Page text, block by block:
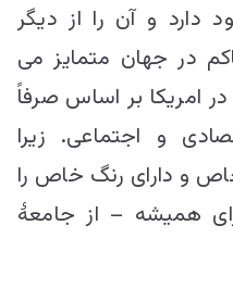
دارد و آن را از دیگر
در جهان متمایز می
امریکا بر اساس صرفاً
و اجتماعی. زیرا
و دارای رنگ خاص را
همیشه – از جامعۀ